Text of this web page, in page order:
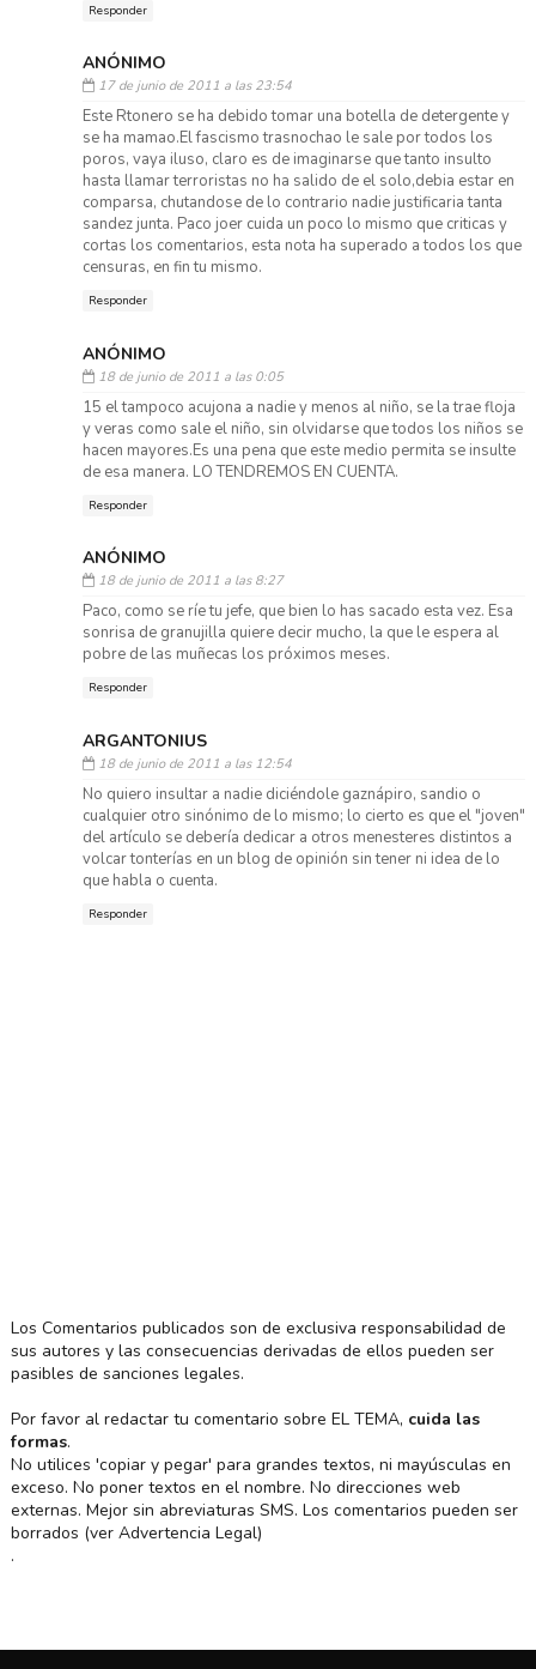
Responder
ANÓNIMO
17 de junio de 2011 a las 23:54
Este Rtonero se ha debido tomar una botella de detergente y
se ha mamao.El fascismo trasnochao le sale por todos los
poros, vaya iluso, claro es de imaginarse que tanto insulto
hasta llamar terroristas no ha salido de el solo,debia estar en
comparsa, chutandose de lo contrario nadie justificaria tanta
sandez junta. Paco joer cuida un poco lo mismo que criticas y
cortas los comentarios, esta nota ha superado a todos los que
censuras, en fin tu mismo.
Responder
ANÓNIMO
18 de junio de 2011 a las 0:05
15 el tampoco acujona a nadie y menos al niño, se la trae floja
y veras como sale el niño, sin olvidarse que todos los niños se
hacen mayores.Es una pena que este medio permita se insulte
de esa manera. LO TENDREMOS EN CUENTA.
Responder
ANÓNIMO
18 de junio de 2011 a las 8:27
Paco, como se ríe tu jefe, que bien lo has sacado esta vez. Esa
sonrisa de granujilla quiere decir mucho, la que le espera al
pobre de las muñecas los próximos meses.
Responder
ARGANTONIUS
18 de junio de 2011 a las 12:54
No quiero insultar a nadie diciéndole gaznápiro, sandio o
cualquier otro sinónimo de lo mismo; lo cierto es que el "joven"
del artículo se debería dedicar a otros menesteres distintos a
volcar tonterías en un blog de opinión sin tener ni idea de lo
que habla o cuenta.
Responder
Los Comentarios publicados son de exclusiva responsabilidad de
sus autores y las consecuencias derivadas de ellos pueden ser
pasibles de sanciones legales.
Por favor al redactar tu comentario sobre EL TEMA, cuida las
formas.
No utilices 'copiar y pegar' para grandes textos, ni mayúsculas en
exceso. No poner textos en el nombre. No direcciones web
externas. Mejor sin abreviaturas SMS. Los comentarios pueden ser
borrados (ver Advertencia Legal)
.